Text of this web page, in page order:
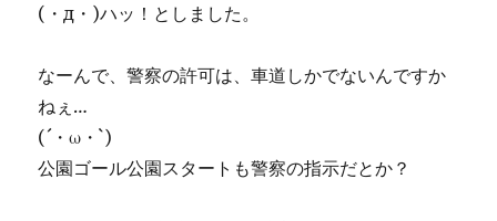
(・д・)ハッ！としました。
なーんで、警察の許可は、車道しかでないんですか
ねぇ…
(´・ω・`)
公園ゴール公園スタートも警察の指示だとか？